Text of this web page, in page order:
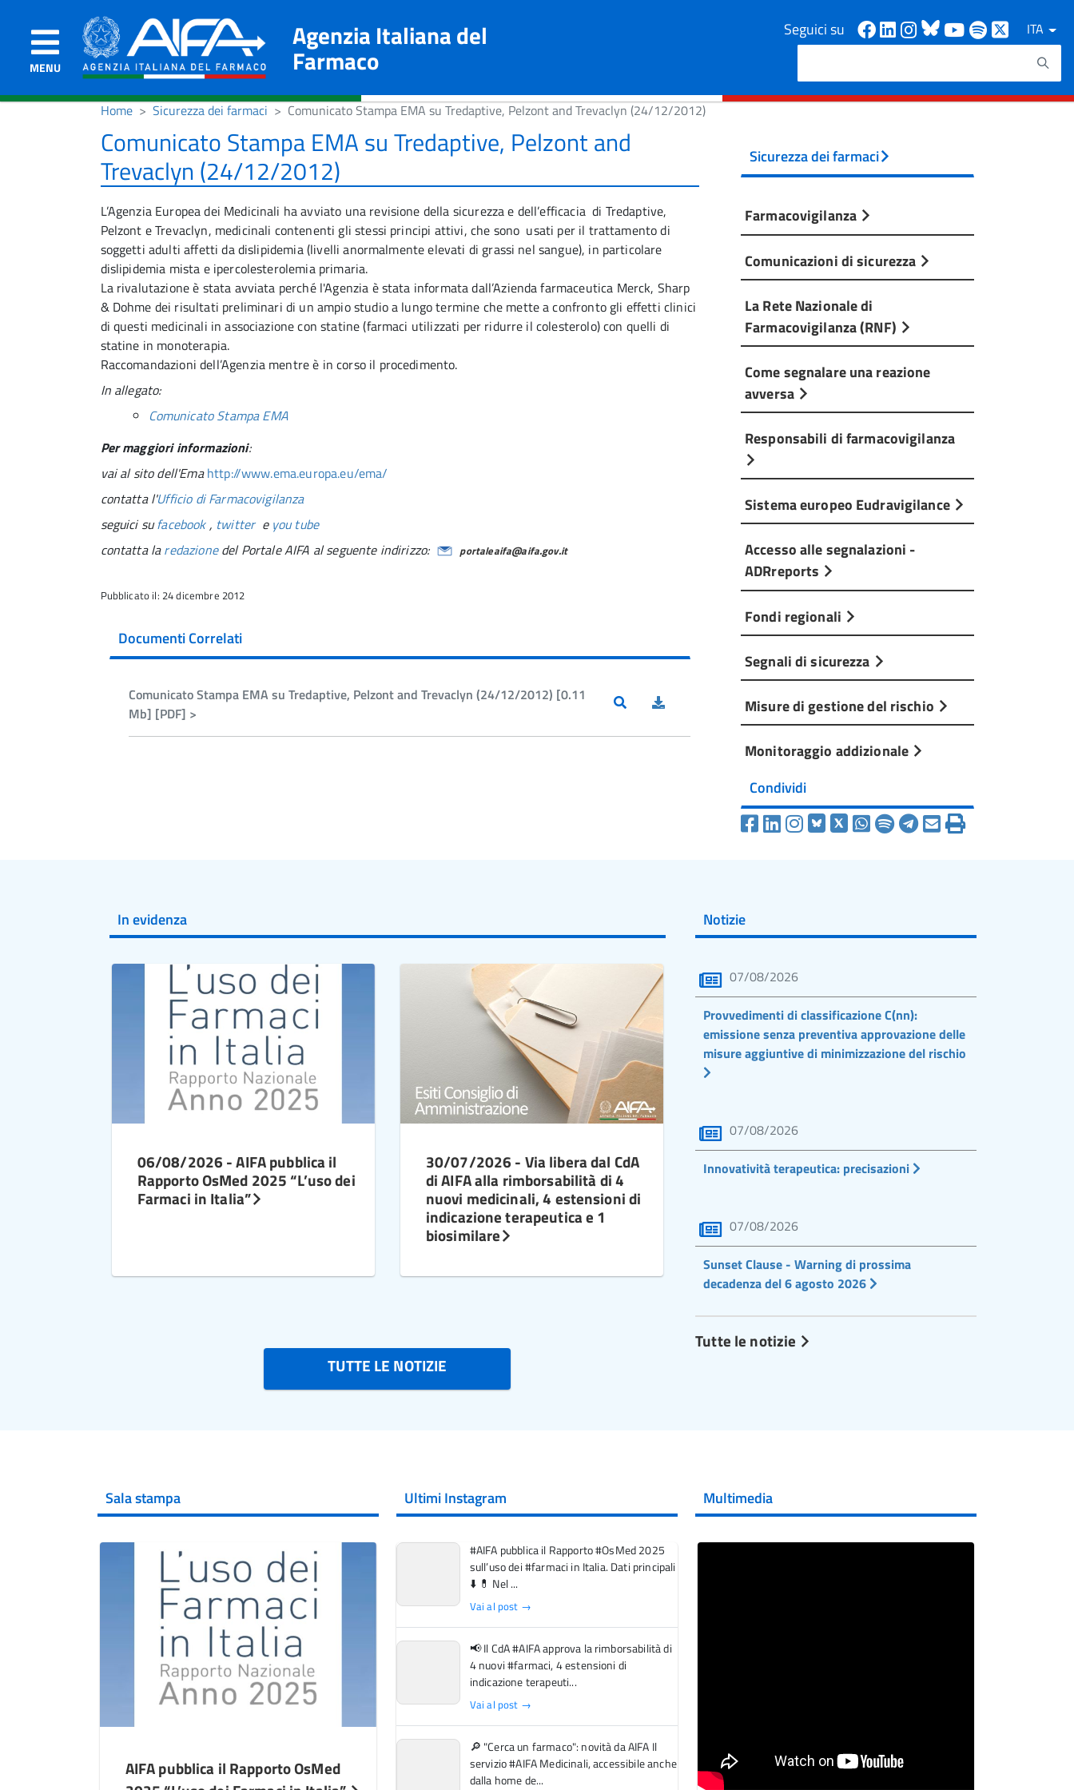
MENU
Agenzia Italiana del
Farmaco
Seguici su Facebook
Linkedin
Instagram
Bluesky
Youtube
Spotify
ITA
Cerca
Home Sicurezza dei farmaci Comunicato Stampa EMA su Tredaptive, Pelzont and Trevaclyn (24/12/2012)
Comunicato Stampa EMA su Tredaptive, Pelzont and
Trevaclyn (24/12/2012)
L’Agenzia Europea dei Medicinali ha avviato una revisione della sicurezza e dell’efficacia di Tredaptive,
Pelzont e Trevaclyn, medicinali contenenti gli stessi principi attivi, che sono usati per il trattamento di
soggetti adulti affetti da dislipidemia (livelli anormalmente elevati di grassi nel sangue), in particolare
dislipidemia mista e ipercolesterolemia primaria.
La rivalutazione è stata avviata perché l'Agenzia è stata informata dall’Azienda farmaceutica Merck, Sharp
& Dohme dei risultati preliminari di un ampio studio a lungo termine che mette a confronto gli effetti clinici
di questi medicinali in associazione con statine (farmaci utilizzati per ridurre il colesterolo) con quelli di
statine in monoterapia.
Raccomandazioni dell’Agenzia mentre è in corso il procedimento.
In allegato:
Comunicato Stampa EMA
Per maggiori informazioni:
vai al sito dell'Emahttp://www.ema.europa.eu/ema/
contatta l'Ufficio di Farmacovigilanza
seguici sufacebook, twitter e you tube
contatta laredazionedel Portale AIFA al seguente indirizzo: portaleaifa@aifa.gov.it
Pubblicato il: 24 dicembre 2012
Documenti Correlati
Comunicato Stampa EMA su Tredaptive, Pelzont and Trevaclyn (24/12/2012) [0.11
Mb] [PDF] >
Sicurezza dei farmaci
Farmacovigilanza
Comunicazioni di sicurezza
La Rete Nazionale di
Farmacovigilanza (RNF)
Come segnalare una reazione
avversa
Responsabili di farmacovigilanza
Sistema europeo Eudravigilance
Accesso alle segnalazioni -
ADRreports
Fondi regionali
Segnali di sicurezza
Misure di gestione del rischio
Monitoraggio addizionale
Condividi
In evidenza
06/08/2026 - AIFA pubblica il
Rapporto OsMed 2025 “L’uso dei
Farmaci in Italia”
30/07/2026 - Via libera dal CdA
di AIFA alla rimborsabilità di 4
nuovi medicinali, 4 estensioni di
indicazione terapeutica e 1
biosimilare
TUTTE LE NOTIZIE
Notizie
07/08/2026
Provvedimenti di classificazione C(nn):
emissione senza preventiva approvazione delle
misure aggiuntive di minimizzazione del rischio
07/08/2026
Innovatività terapeutica: precisazioni
07/08/2026
Sunset Clause - Warning di prossima
decadenza del 6 agosto 2026
Tutte le notizie
Sala stampa
AIFA pubblica il Rapporto OsMed
Ultimi Instagram
#AIFA pubblica il Rapporto #OsMed 2025
sull’uso dei #farmaci in Italia. Dati principali
⬇️ 💊 Nel ...
Vai al post →
📢 Il CdA #AIFA approva la rimborsabilità di
4 nuovi #farmaci, 4 estensioni di
indicazione terapeuti...
Vai al post →
🔎 "Cerca un farmaco": novità da AIFA Il
servizio #AIFA Medicinali, accessibile anche
dalla home de...
Multimedia